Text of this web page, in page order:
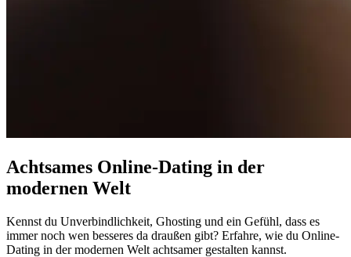
Achtsames Online-Dating in der
modernen Welt
Kennst du Unverbindlichkeit, Ghosting und ein Gefühl, dass es
immer noch wen besseres da draußen gibt? Erfahre, wie du Online-
Dating in der modernen Welt achtsamer gestalten kannst.